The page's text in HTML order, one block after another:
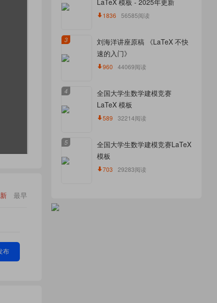
最早
布
LaTeX 模板 - 2025年更新
1836 56585阅读
3
刘海洋讲座原稿 《LaTeX 不快
速的入门》
960 44069阅读
4
全国大学生数学建模竞赛
LaTeX 模板
589 32214阅读
5
全国大学生数学建模竞赛LaTeX
模板
703 29283阅读